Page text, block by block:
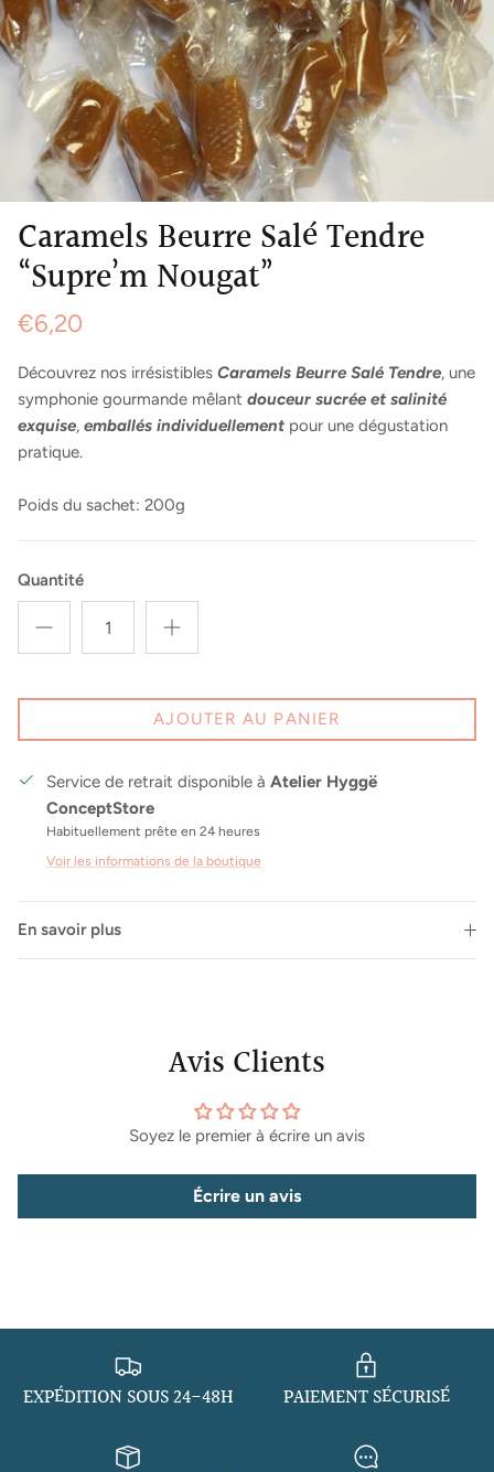
Caramels Beurre Salé Tendre
“Supre’m Nougat”
€6,20
Découvrez nos irrésistibles Caramels Beurre Salé Tendre, une
symphonie gourmande mêlant douceur sucrée et salinité
exquise, emballés individuellement pour une dégustation
pratique.
Poids du sachet: 200g
Quantité
AJOUTER AU PANIER
Service de retrait disponible à Atelier Hyggë
ConceptStore
Habituellement prête en 24 heures
Voir les informations de la boutique
En savoir plus
Avis Clients
Soyez le premier à écrire un avis
Écrire un avis
EXPÉDITION SOUS 24-48H PAIEMENT SÉCURISÉ